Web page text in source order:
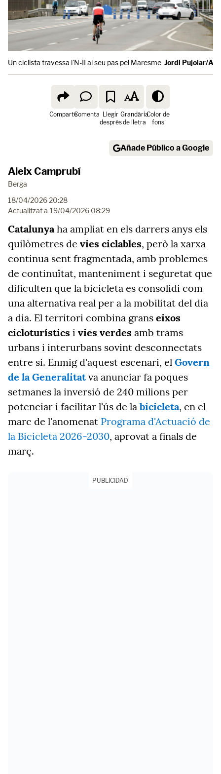
Un ciclista travessa l'N-II al seu pas pel Maresme Jordi Pujolar/
ComparteComenta Llegir
després
Grandària
de lletra
Color de
fons
Añade Público a Google
Aleix Camprubí
Berga
18/04/2026 20:28
Actualitzat a 19/04/2026 08:29
Catalunyaha ampliat en els darrers anys els
quilòmetres de vies ciclables, però la xarxa
continua sent fragmentada, amb problemes
de continuïtat, manteniment i seguretat que
dificulten que la bicicleta es consolidi com
una alternativa real per a la mobilitat del dia
a dia. El territori combina grans eixos
cicloturístics i vies verdes amb trams
urbans i interurbans sovint desconnectats
entre si. Enmig d'aquest escenari, el Govern
de la Generalitatva anunciar fa poques
setmanes la inversió de 240 milions per
potenciar i facilitar l'ús de la bicicleta, en el
marc de l'anomenat Programa d'Actuació de
la Bicicleta 2026-2030, aprovat a finals de
març.
PUBLICIDAD